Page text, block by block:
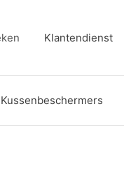
Klantendienst
Kussenbeschermers